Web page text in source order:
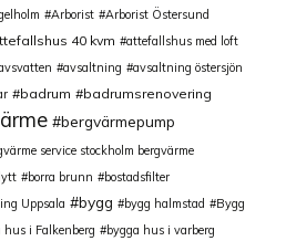
Arborist Arborist Östersund
40 kvm
attefallshus med loft
avsaltning
avsaltning östersjön
badrum badrumsrenovering
bergvärmepump
service stockholm bergvärme
borra brunn
bostadsfilter
Uppsala bygg bygg halmstad
Bygg
hus i Falkenberg bygga hus i varberg